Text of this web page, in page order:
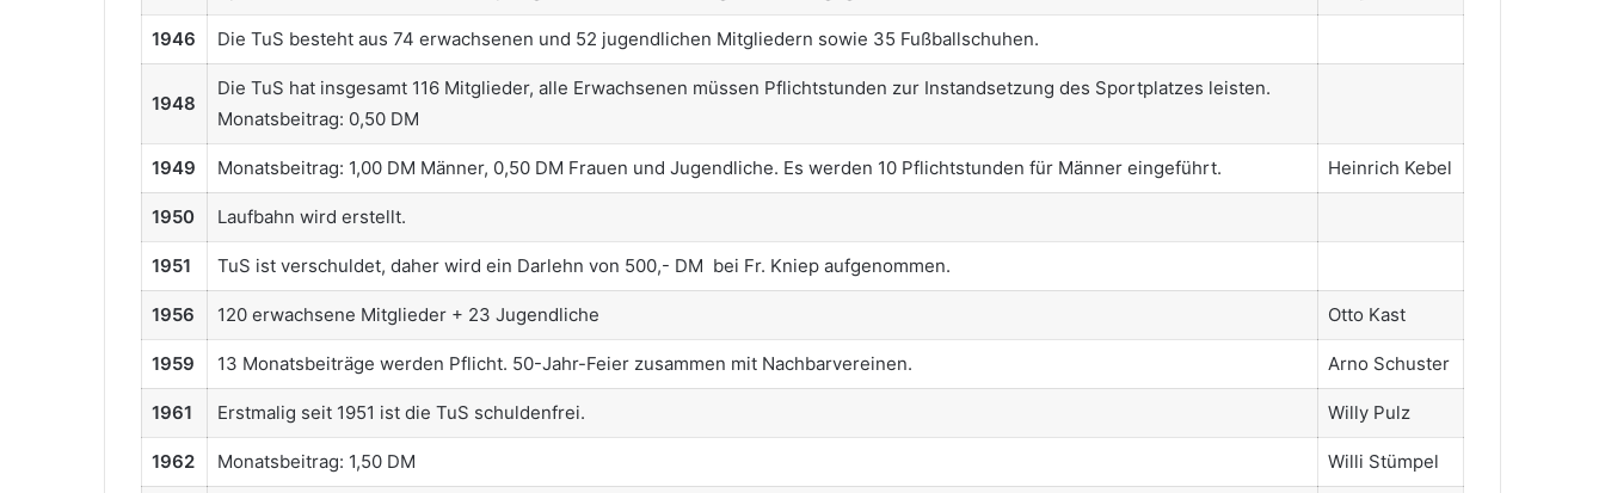
1946 Die TuS besteht aus 74 erwachsenen und 52 jugendlichen Mitgliedern sowie 35 Fußballschuhen.
1948
Die TuS hat insgesamt 116 Mitglieder, alle Erwachsenen müssen Pflichtstunden zur Instandsetzung des Sportplatzes leisten.
Monatsbeitrag: 0,50 DM
1949 Monatsbeitrag: 1,00 DM Männer, 0,50 DM Frauen und Jugendliche. Es werden 10 Pflichtstunden für Männer eingeführt. Heinrich Kebel
1950 Laufbahn wird erstellt.
1951 TuS ist verschuldet, daher wird ein Darlehn von 500,- DM bei Fr. Kniep aufgenommen.
1956 120 erwachsene Mitglieder + 23 Jugendliche Otto Kast
1959 13 Monatsbeiträge werden Pflicht. 50-Jahr-Feier zusammen mit Nachbarvereinen. Arno Schuster
1961 Erstmalig seit 1951 ist die TuS schuldenfrei. Willy Pulz
1962 Monatsbeitrag: 1,50 DM Willi Stümpel